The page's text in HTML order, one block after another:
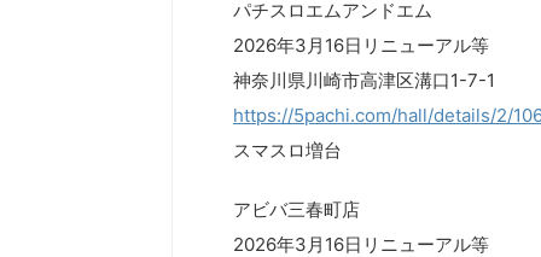
パチスロエムアンドエム
2026年3月16日リニューアル等
神奈川県川崎市高津区溝口1-7-1
https://5pachi.com/hall/details/2/
スマスロ増台
アビバ三春町店
2026年3月16日リニューアル等